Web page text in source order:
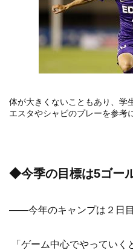
体が大きくないこともあり、学
エスタやシャビのプレーを参考
◆今季の目標は5ゴー
——今年のキャンプは２日目
「ゲーム中心でやっていく